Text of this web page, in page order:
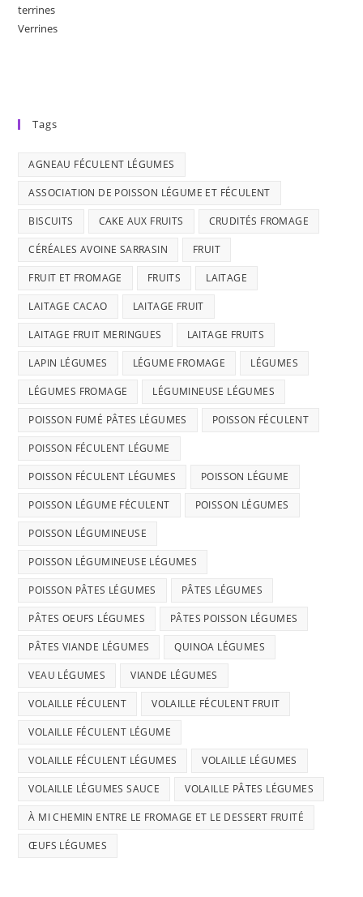
terrines
Verrines
Tags
AGNEAU FÉCULENT LÉGUMES
ASSOCIATION DE POISSON LÉGUME ET FÉCULENT
BISCUITS CAKE AUX FRUITS CRUDITÉS FROMAGE
CÉRÉALES AVOINE SARRASIN FRUIT
FRUIT ET FROMAGE FRUITS LAITAGE
LAITAGE CACAO LAITAGE FRUIT
LAITAGE FRUIT MERINGUES LAITAGE FRUITS
LAPIN LÉGUMES LÉGUME FROMAGE LÉGUMES
LÉGUMES FROMAGE LÉGUMINEUSE LÉGUMES
POISSON FUMÉ PÂTES LÉGUMES POISSON FÉCULENT
POISSON FÉCULENT LÉGUME
POISSON FÉCULENT LÉGUMES POISSON LÉGUME
POISSON LÉGUME FÉCULENT POISSON LÉGUMES
POISSON LÉGUMINEUSE
POISSON LÉGUMINEUSE LÉGUMES
POISSON PÂTES LÉGUMES PÂTES LÉGUMES
PÂTES OEUFS LÉGUMES PÂTES POISSON LÉGUMES
PÂTES VIANDE LÉGUMES QUINOA LÉGUMES
VEAU LÉGUMES VIANDE LÉGUMES
VOLAILLE FÉCULENT VOLAILLE FÉCULENT FRUIT
VOLAILLE FÉCULENT LÉGUME
VOLAILLE FÉCULENT LÉGUMES VOLAILLE LÉGUMES
VOLAILLE LÉGUMES SAUCE VOLAILLE PÂTES LÉGUMES
À MI CHEMIN ENTRE LE FROMAGE ET LE DESSERT FRUITÉ
ŒUFS LÉGUMES